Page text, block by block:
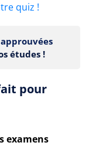
quiz !
approuvées
études !
pour
examens